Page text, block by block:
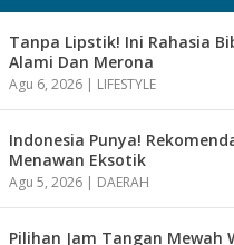
Tanpa Lipstik! Ini Rahasia
Alami Dan Merona
Agu 6, 2026 | LIFESTYLE
Indonesia Punya!
Menawan Eksotik
Agu 5, 2026 | DAERAH
Pilihan Jam Tangan Mewah